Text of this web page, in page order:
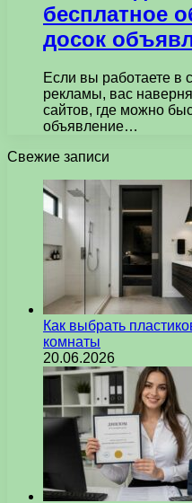
бесплатное
досок
Если вы работаете в
рекламы, вас
сайтов, где можно
объявление…
Свежие записи
Как выбрать
комнаты
20.06.2026